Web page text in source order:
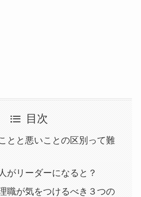
目次
とと悪いことの区別って難
がリーダーになると？
職が気をつけるべき３つの